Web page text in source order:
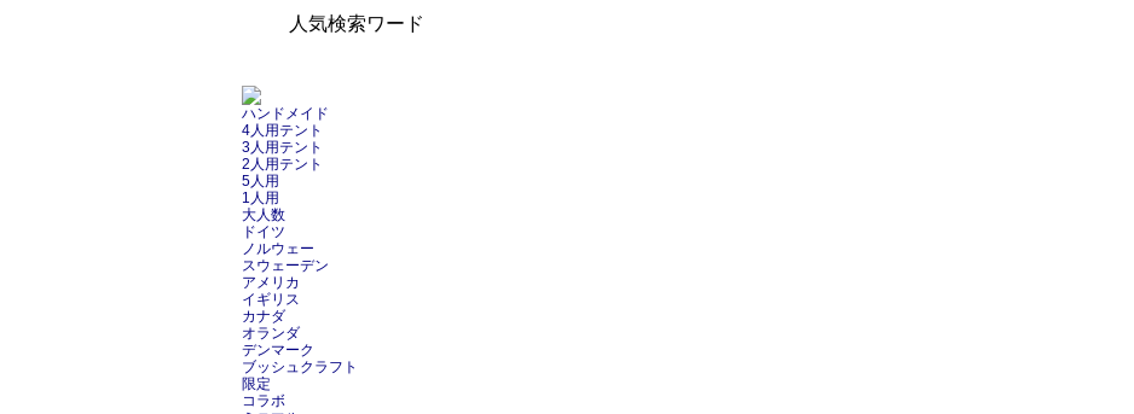
人気検索ワード
ハンドメイド
4人用テント
3人用テント
2人用テント
5人用
1人用
大人数
ドイツ
ノルウェー
スウェーデン
アメリカ
イギリス
カナダ
オランダ
デンマーク
ブッシュクラフト
限定
コラボ